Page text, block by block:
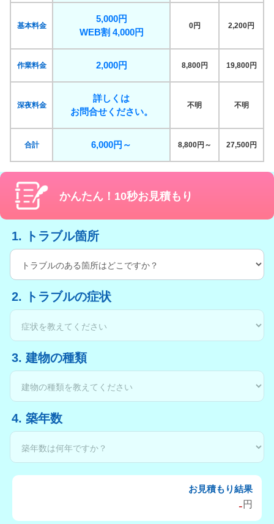
基本料金
5,000円
WEB割 4,000円
0円 2,200円
作業料金 2,000円 8,800円 19,800円
深夜料金
詳しくは
お問合せください。
不明 不明
合計 6,000円～ 8,800円～ 27,500円
かんたん！10秒お見積もり
1. トラブル箇所
2. トラブルの症状
3. 建物の種類
4. 築年数
お見積もり結果
- 円